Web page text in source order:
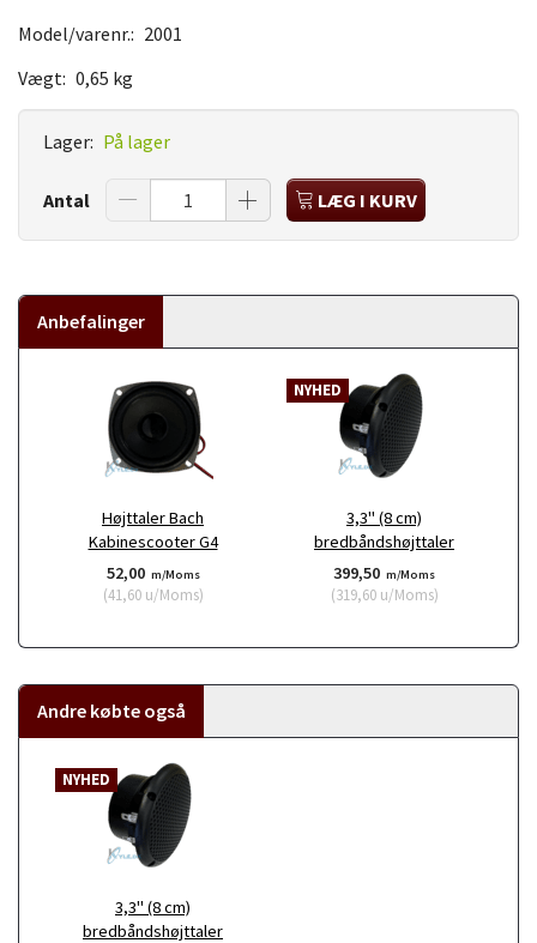
Model/varenr.: 2001
Vægt: 0,65 kg
Lager: På lager
Antal LÆG I KURV
Anbefalinger
Højttaler Bach
Kabinescooter G4
52,00 m/Moms
(41,60u/Moms)
NYHED
3,3" (8 cm)
bredbåndshøjttaler
399,50 m/Moms
(319,60u/Moms)
Andre købte også
NYHED
3,3" (8 cm)
bredbåndshøjttaler